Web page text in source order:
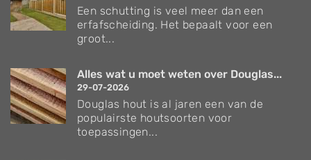
Een schutting is veel meer dan een
erfafscheiding. Het bepaalt voor een
groot...
Alles wat u moet weten over Douglas...
29-07-2026
Douglas hout is al jaren een van de
populairste houtsoorten voor
toepassingen...